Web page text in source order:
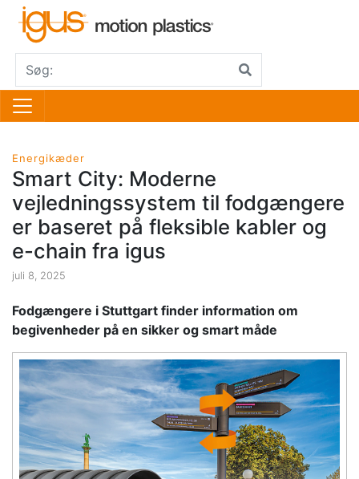
Energikæder
Smart City: Moderne
vejledningssystem til fodgængere
er baseret på fleksible kabler og
e-chain fra igus
juli 8, 2025
Fodgængere i Stuttgart finder information om
begivenheder på en sikker og smart måde